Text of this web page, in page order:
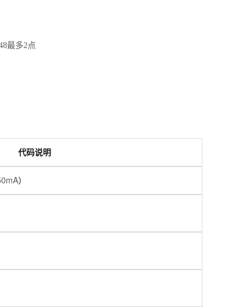
最多2点
代码说明
）